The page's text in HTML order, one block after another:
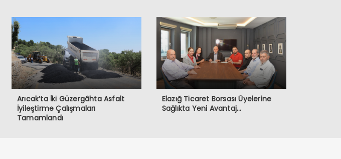
Arıcak’ta İki Güzergâhta Asfalt
İyileştirme Çalışmaları
Tamamlandı
Elazığ Ticaret Borsası Üyelerine
Sağlıkta Yeni Avantaj…